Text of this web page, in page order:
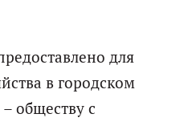
для
в городском
– обществу с